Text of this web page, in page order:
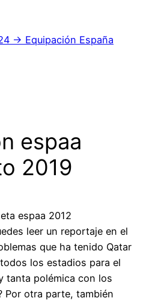
→ Equipación España
espaa
2019
leer un reportaje en el
que ha tenido Qatar
los estadios para el
tanta polémica con los
Por otra parte, también